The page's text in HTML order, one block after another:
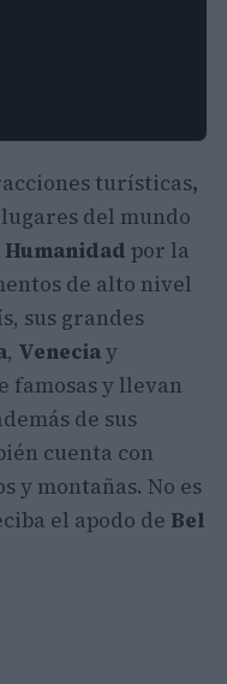
turísticas,
del mundo
por la
de alto nivel
sus grandes
, Veneciay
famosas y llevan
de sus
cuenta con
y montañas. No es
el apodo de Bel